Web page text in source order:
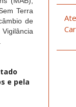
Terra
de
e pela